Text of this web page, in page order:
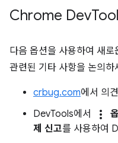
Chrome Dev
다음 옵션을 사용하여 새
관련된 기타 사항을 논의하
crbug.com에서 의
DevTools에서
more_vert
제 신고를 사용하여